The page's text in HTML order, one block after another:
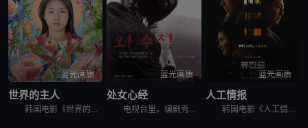
蓝光画质
世界的主人
韩国电影《世界的主人》讲述了，珠仁17岁的时光，是热切投入青涩的恋爱，和好友打闹笑谈对性的好奇，替任职幼儿园校长的甩碌阿妈善后，闲时练跆拳道和做义工挥洒满身活力。某日，同学发起联署，反对出狱在即的
蓝光画质
处女心经
电视台里，编剧秀贞（李恩珠 饰）爱上了有妇之夫的制片永硕（文成根 饰）。永硕的独立电影需要投资，秀贞便与永硕来到了永硕朋友杰勋（韩明求 饰）的画廊。这位朋友却对秀贞很感兴趣，更希望秀贞能成为自己的
蓝光画质
人工情报
韩国电影《人工情报》讲述了，韩国国情院特工赵科长，奉命追查跨国犯罪集团，循着牺牲情报员的线索前往俄罗斯符拉迪沃斯托克，意外与朝鲜特工朴健狭路相逢。两人围绕核心情报源蔡善花展开博弈，却同时被各自国家